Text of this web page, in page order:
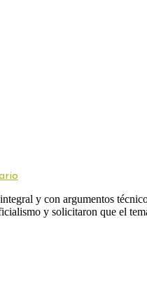
y con argumentos
y solicitaron que el